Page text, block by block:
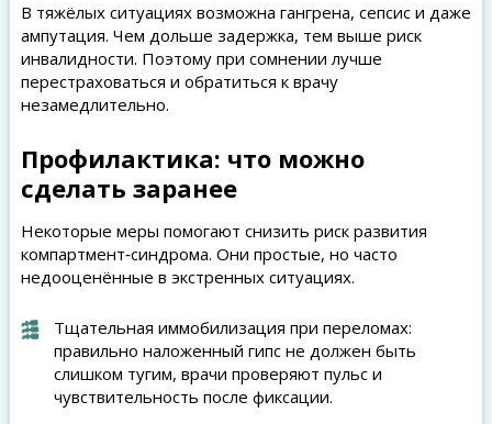
В тяжёлых ситуациях возможна гангрена, сепсис и даже
ампутация. Чем дольше задержка, тем выше риск
инвалидности. Поэтому при сомнении лучше
перестраховаться и обратиться к врачу
незамедлительно.
Профилактика: что можно
сделать заранее
Некоторые меры помогают снизить риск развития
компартмент‑синдрома. Они простые, но часто
недооценённые в экстренных ситуациях.
Тщательная иммобилизация при переломах:
правильно наложенный гипс не должен быть
слишком тугим, врачи проверяют пульс и
чувствительность после фиксации.